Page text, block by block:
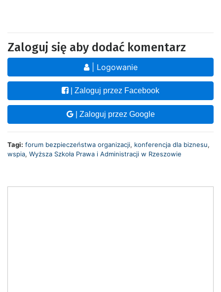
Zaloguj się aby dodać komentarz
| Logowanie
| Zaloguj przez Facebook
| Zaloguj przez Google
Tagi: forum bezpieczeństwa organizacji, konferencja dla biznesu,
wspia, Wyższa Szkoła Prawa i Administracji w Rzeszowie